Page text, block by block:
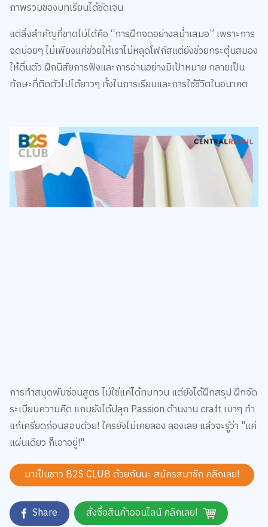
ภาพรวมของบทเรียนได้ชัดเจน
แต่สิ่งสำคัญที่ขาดไม่ได้คือ “การฝึกจดอย่างสม่ำเสมอ” เพราะการ
จดบ่อยๆ ไม่เพียงแค่ช่วยให้เราไม่หลุดโฟกัสแต่ยังช่วยกระตุ้นสมอง
ให้ตื่นตัว ฝึกนิสัยการฟังและการอ่านอย่างมีเป้าหมาย กลายเป็น
ทักษะที่ติดตัวไปได้ยาวๆ ทั้งในการเรียนและการใช้ชีวิตในอนาคต
การทำสมุดพับซ่อนสูตร ไม่ใช่แค่ได้ทบทวน แต่ยังได้ฝึกสรุป ฝึกจัด
ระเบียบความคิด แถมยังได้ปลุก Passion ด้านงาน craft เบาๆ ทำ
แก้เครียดก่อนสอบด้วย! ใครยังไม่เคยลอง ลองเลย แล้วจะรู้ว่า "แค่
แผ่นเดียว ก็เอาอยู่!"
มาเป็นชาว B2S CLUB ด้วยกันนะ สมัครสมาชิก คลิกเลย!
Share สั่งซื้อสินค้าออนไลน์ คลิกเลย!